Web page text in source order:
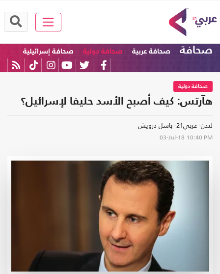
صحافة صحافة عربية صحافة دولية صحافة إسرائيلية
صحافة دولية
هآرتس: كيف أصبح الأسد حليفا لإسرائيل؟
لندن- عربي21- باسل درويش
03-Jul-18 10:40 PM